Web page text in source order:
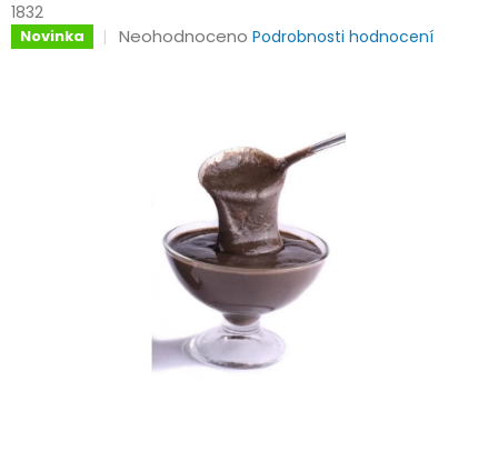
1832
Novinka
Průměrné
Neohodnoceno Podrobnosti hodnocení